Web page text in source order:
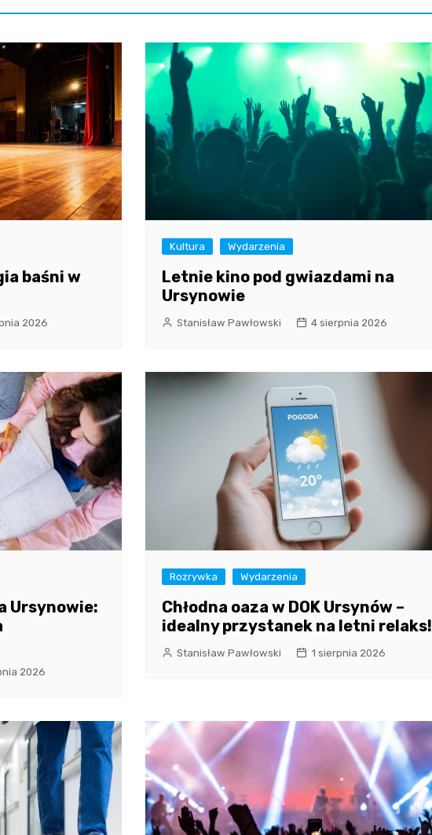
baśni w
2026
Kultura Wydarzenia
Letnie kino pod gwiazdami na
Ursynowie
Stanisław Pawłowski 4 sierpnia 2026
Ursynowie:
2026
Rozrywka Wydarzenia
Chłodna oaza w DOK Ursynów –
idealny przystanek na letni relaks!
Stanisław Pawłowski 1 sierpnia 2026